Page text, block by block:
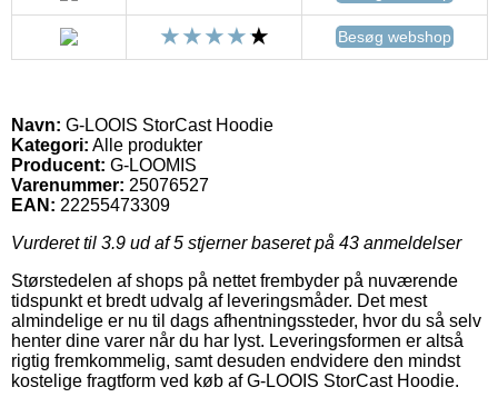
Besøg webshop
Navn: G-LOOIS StorCast Hoodie
Kategori: Alle produkter
Producent: G-LOOMIS
Varenummer: 25076527
EAN: 22255473309
Vurderet til 3.9 ud af 5 stjerner baseret på 43 anmeldelser
Størstedelen af shops på nettet frembyder på nuværende
tidspunkt et bredt udvalg af leveringsmåder. Det mest
almindelige er nu til dags afhentningssteder, hvor du så selv
henter dine varer når du har lyst. Leveringsformen er altså
rigtig fremkommelig, samt desuden endvidere den mindst
kostelige fragtform ved køb af G-LOOIS StorCast Hoodie.